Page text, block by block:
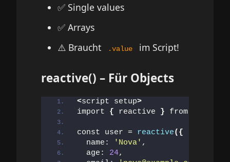
✅ Single values
✅ Arrays
⚠️ Braucht
.value im Script!
reactive() – Für Objects
<script setup>
import { reactive } from
const user = reactive({
  name:
'Nova' ,
  age:
24,